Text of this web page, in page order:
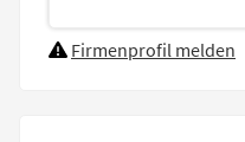
Firmenprofil melden